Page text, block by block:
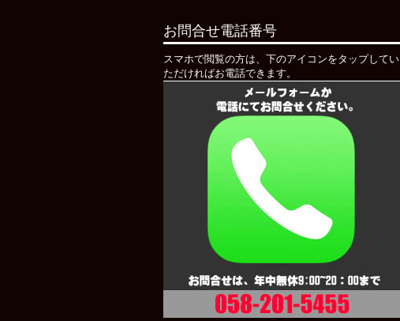
お問合せ電話番号
スマホで閲覧の方は、下のアイコンをタップしてい
ただければお電話できます。